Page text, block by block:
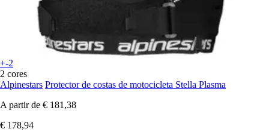
+-2
2 cores
Alpinestars Protector de costas de motocicleta Stella Plasma
A partir de € 181,38
€ 178,94